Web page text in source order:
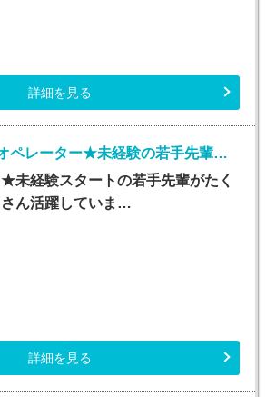
詳細を見る
データ入力(CADオペレーター★未経験の若手先輩活躍中★)
★未経験スタートの若手先輩がたく
さん活躍していま…
詳細を見る